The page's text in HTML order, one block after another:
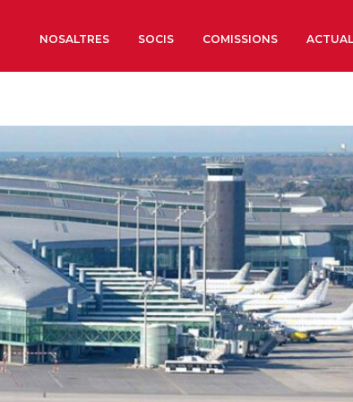
NOSALTRES
Òrgans de Govern
Òrgans Consultius
Estructura Executiva
Institut d’Estudis
Societat Barcelonesa
Econòmics i Socials
Organitzacions
Organitzacions
Coneix més
SOCIS COMISSIONS